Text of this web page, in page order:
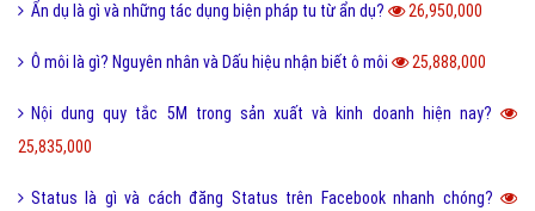
Ẩn dụ là gì và những tác dụng biện pháp tu từ ẩn dụ? 26,950,000
Ô môi là gì? Nguyên nhân và Dấu hiệu nhận biết ô môi 25,888,000
Nội dung quy tắc 5M trong sản xuất và kinh doanh hiện nay?
25,835,000
Status là gì và cách đăng Status trên Facebook nhanh chóng?